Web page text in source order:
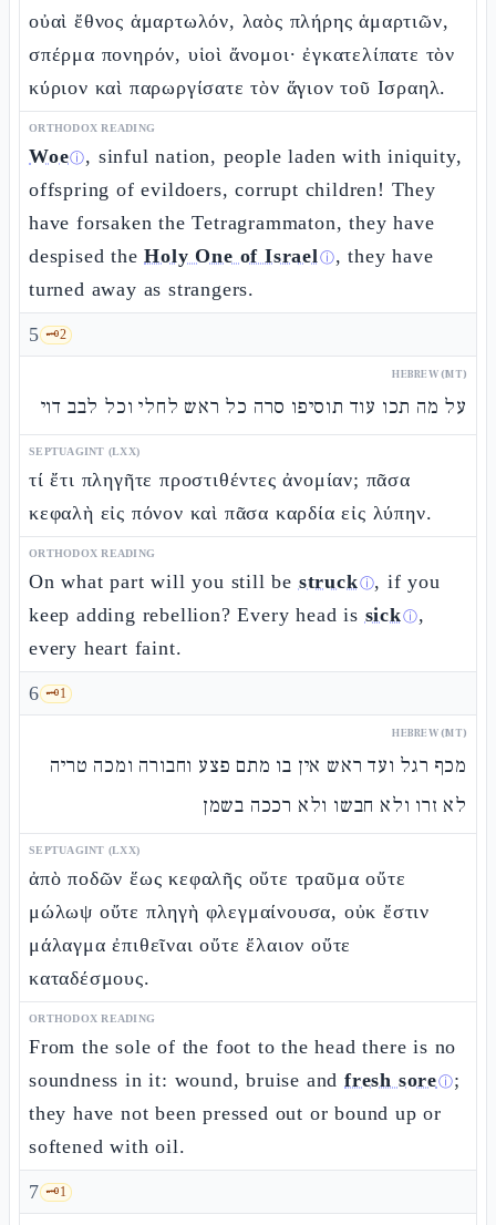
οὐαὶ ἔθνος ἁμαρτωλόν, λαὸς πλήρης ἁμαρτιῶν,
σπέρμα πονηρόν, υἱοὶ ἄνομοι· ἐγκατελίπατε τὸν
κύριον καὶ παρωργίσατε τὸν ἅγιον τοῦ Ισραηλ.
ORTHODOX READING
Woeⓘ, sinful nation, people laden with iniquity,
offspring of evildoers, corrupt children! They
have forsaken the Tetragrammaton, they have
despised theHoly One of Israelⓘ, they have
turned away as strangers.
5 🗝️2
HEBREW (MT)
על מה תכו עוד תוסיפו סרה כל ראש לחלי וכל לבב דוי
SEPTUAGINT (LXX)
τί ἔτι πληγῆτε προστιθέντες ἀνομίαν; πᾶσα
κεφαλὴ εἰς πόνον καὶ πᾶσα καρδία εἰς λύπην.
ORTHODOX READING
On what part will you still be struckⓘ, if you
keep adding rebellion? Every head is sickⓘ,
every heart faint.
6 🗝️1
HEBREW (MT)
מכף רגל ועד ראש אין בו מתם פצע וחבורה ומכה טריה
לא זרו ולא חבשו ולא רככה בשמן
SEPTUAGINT (LXX)
ἀπὸ ποδῶν ἕως κεφαλῆς οὔτε τραῦμα οὔτε
μώλωψ οὔτε πληγὴ φλεγμαίνουσα, οὐκ ἔστιν
μάλαγμα ἐπιθεῖναι οὔτε ἔλαιον οὔτε
καταδέσμους.
ORTHODOX READING
From the sole of the foot to the head there is no
soundness in it: wound, bruise andfresh soreⓘ;
they have not been pressed out or bound up or
softened with oil.
7 🗝️1